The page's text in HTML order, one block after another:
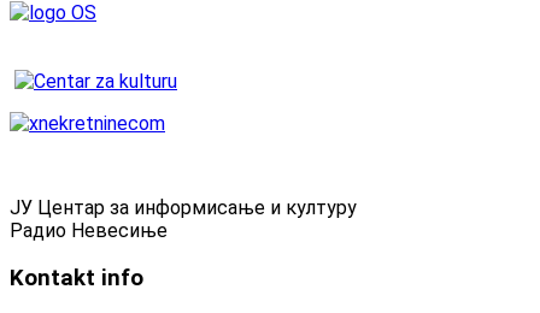
ЈУ Центар за информисање и културу
Радио Невесиње
Kontakt info